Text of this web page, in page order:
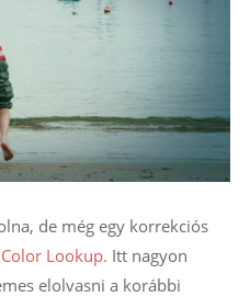
de még egy korrekciós
Color Lookup. Itt nagyon
elolvasni a korábbi